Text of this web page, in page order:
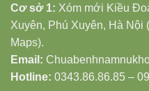
Cơ sở 1: Xóm mới Kiều
Xuyên, Phú Xuyên, Hà Nội
Maps).
Email:
Hotline: 0343.86.86.85 –